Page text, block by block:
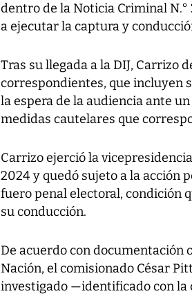
dentro de la Noticia Criminal
a ejecutar la captura y
Tras su llegada a la DIJ, Carrizo
correspondientes, que incluyen
la espera de la audiencia ante
medidas cautelares que
Carrizo ejerció la
2024 y quedó sujeto a la acción
fuero penal electoral, condición
su conducción.
De acuerdo con documentación
Nación, el comisionado César
investigado —identificado con